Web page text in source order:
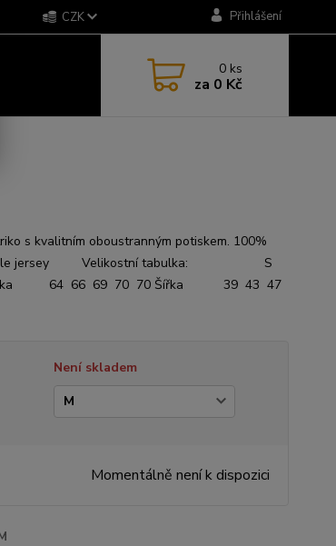
CZK Přihlášení
0 ks
za 0 Kč
s kvalitním oboustranným potiskem. 100%
single jersey Velikostní tabulka: S
64 66 69 70 70 Šířka 39 43 47
Není skladem
Momentálně není k dispozici